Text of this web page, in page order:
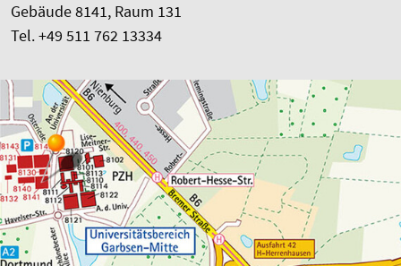
Gebäude 8141, Raum 131
Tel. +49 511 762 13334